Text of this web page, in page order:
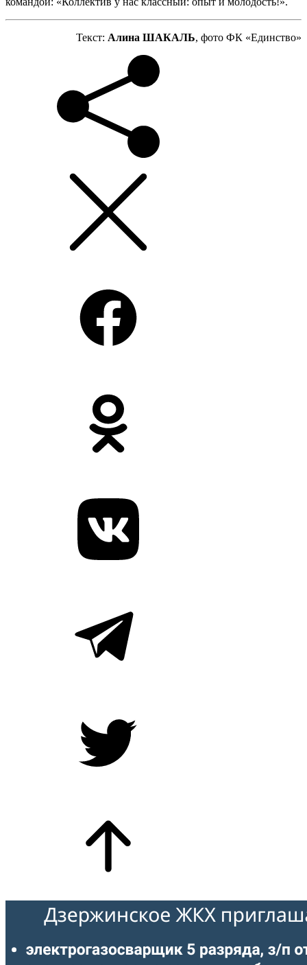
Текст: Алина ШАКАЛЬ, фото ФК «Единство»